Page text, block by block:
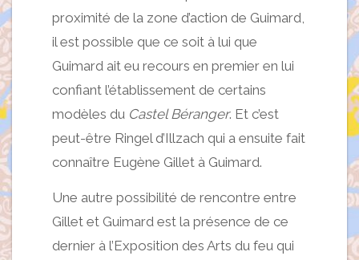
proximité de la zone d’action de Guimard,
il est possible que ce soit à lui que
Guimard ait eu recours en premier en lui
confiant l’établissement de certains
modèles du Castel Béranger. Et c’est
peut-être Ringel d’Illzach qui a ensuite fait
connaître Eugène Gillet à Guimard.
Une autre possibilité de rencontre entre
Gillet et Guimard est la présence de ce
dernier à l’Exposition des Arts du feu qui